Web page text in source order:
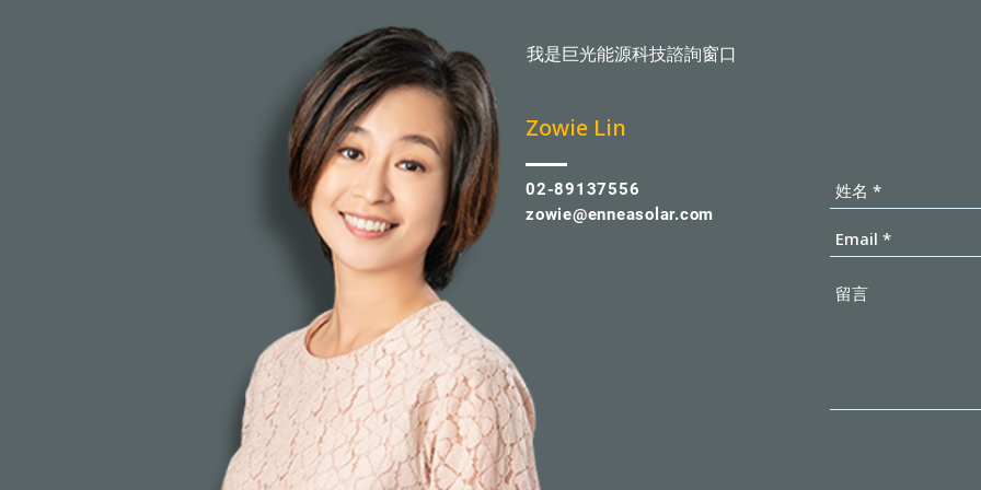
​Zowie Lin
02-89137556
zowie@enneasolar.com
我是巨光能源科技諮詢窗口